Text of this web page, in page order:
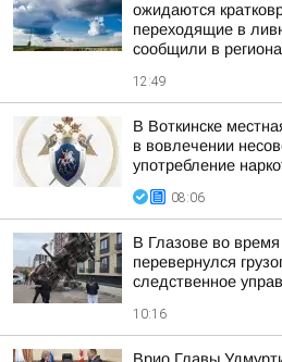
ожидаются
переходящие в
сообщили в
12:49
В Воткинске
в вовлечении
употребление
08:06
В Глазове во
перевернулся
следственное
10:16